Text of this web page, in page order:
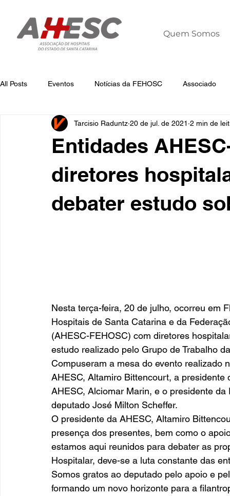
Quem Somos
All Posts Eventos Notícias da FEHOSC Associado
Notícias da AHESC Liderança Dia
Entidades
diretores
debater estudo
Tarcisio Raduntz 20 de jul. de 2021 2 min de
Nesta terça-feira, 20 de julho, ocorreu em
Hospitais de Santa Catarina e da
(AHESC-FEHOSC) com diretores
estudo realizado pelo Grupo de Trabalho
Compuseram a mesa do evento realizado
AHESC, Altamiro Bittencourt, a
AHESC, Alciomar Marin, e o presidente
deputado José Milton Scheffer.
O presidente da AHESC, Altamiro
presença dos presentes, bem como o
estamos aqui reunidos para debater as
Hospitalar, deve-se a luta constante das
Somos gratos ao deputado pelo apoio e
formando um novo horizonte para a